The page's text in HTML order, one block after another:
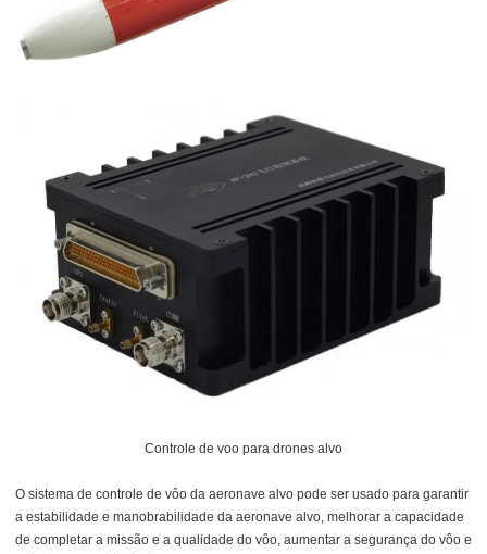
Controle de voo para drones alvo
O sistema de controle de vôo da aeronave alvo pode ser usado para garantir
a estabilidade e manobrabilidade da aeronave alvo, melhorar a capacidade
de completar a missão e a qualidade do vôo, aumentar a segurança do vôo e